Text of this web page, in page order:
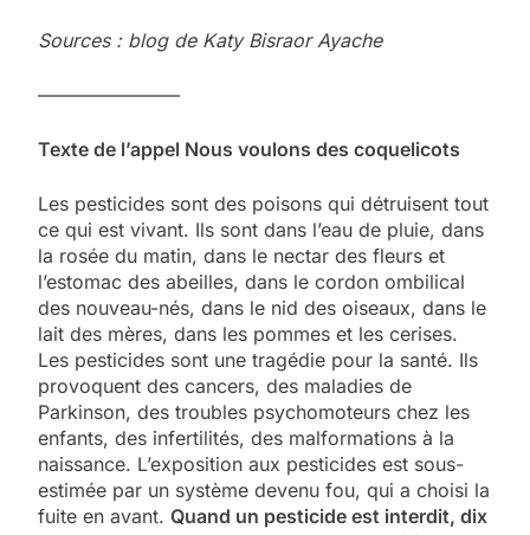
Sources : blog de Katy Bisraor Ayache
———————–
Texte de l’appel Nous voulons des coquelicots
Les pesticides sont des poisons qui détruisent tout
ce qui est vivant. Ils sont dans l’eau de pluie, dans
la rosée du matin, dans le nectar des fleurs et
l’estomac des abeilles, dans le cordon ombilical
des nouveau-nés, dans le nid des oiseaux, dans le
lait des mères, dans les pommes et les cerises.
Les pesticides sont une tragédie pour la santé. Ils
provoquent des cancers, des maladies de
Parkinson, des troubles psychomoteurs chez les
enfants, des infertilités, des malformations à la
naissance. L’exposition aux pesticides est sous-
estimée par un système devenu fou, qui a choisi la
fuite en avant. Quand un pesticide est interdit, dix